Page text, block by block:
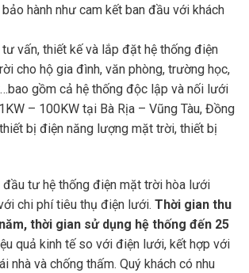
hành như cam kết ban đầu với khách
vấn, thiết kế và lắp đặt hệ thống điện
cho hộ gia đình, văn phòng, trường học,
gồm cả hệ thống độc lập và nối lưới
– 100KW tại Bà Rịa – Vũng Tàu, Đồng
bị điện năng lượng mặt trời, thiết bị
đầu tư hệ thống điện mặt trời hòa lưới
chi phí tiêu thụ điện lưới. Thời gian thu
thời gian sử dụng hệ thống đến 25
quả kinh tế so với điện lưới, kết hợp với
nhà và chống thấm. Quý khách có nhu